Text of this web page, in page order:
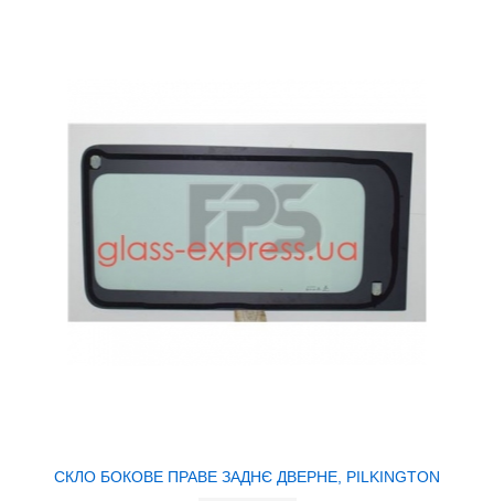
СКЛО БОКОВЕ ПРАВЕ ЗАДНЄ ДВЕРНЕ, PILKINGTON